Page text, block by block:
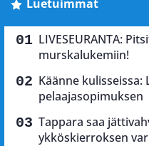
Luetuimmat
LIVESEURANTA:
murskalukemiin!
Käänne kulisseissa:
pelaajasopimuksen
Tappara saa
ykköskierroksen